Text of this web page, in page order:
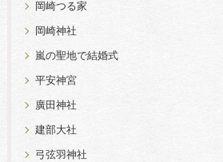
岡崎つる家
岡崎神社
嵐の聖地で結婚式
平安神宮
廣田神社
建部大社
弓弦羽神社